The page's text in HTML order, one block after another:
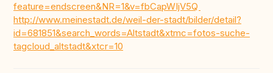
feature=endscreen&NR=1&v=fbCapWIjV5Q
http://www.meinestadt.de/weil-der-stadt/bilder/detail?
id=681851&search_words=Altstadt&xtmc=fotos-suche-
tagcloud_altstadt&xtcr=10